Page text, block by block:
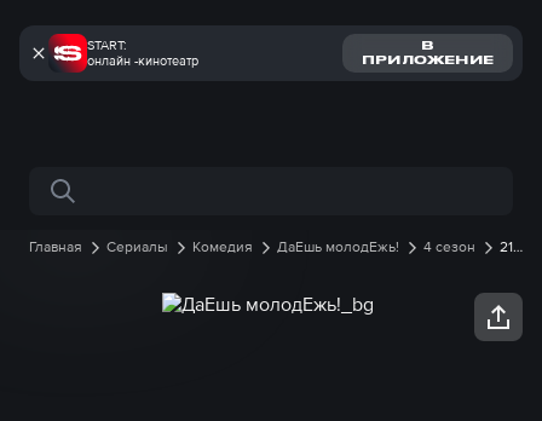
START:
онлайн -кинотеатр
В
ПРИЛОЖЕНИЕ
Поиск по сайту
Главная Сериалы Комедия ДаЕшь молодЕжь! 4 сезон
21